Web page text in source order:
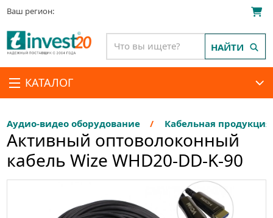
Ваш регион:
КАТАЛОГ
НАЙТИ
Аудио-видео оборудование Кабельная продукция
Активный оптоволоконный
кабель Wize WHD20-DD-K-90